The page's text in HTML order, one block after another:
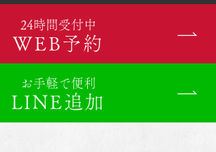
24時間受付中
WEB予約
お手軽で便利
LINE追加